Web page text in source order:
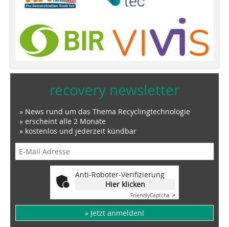
recovery newsletter
» News rund um das Thema Recyclingtechnologie
» erscheint alle 2 Monate
» kostenlos und jederzeit kündbar
Anti-Roboter-Verifizierung
Hier klicken
FriendlyCaptcha ⇗
» Jetzt anmelden!